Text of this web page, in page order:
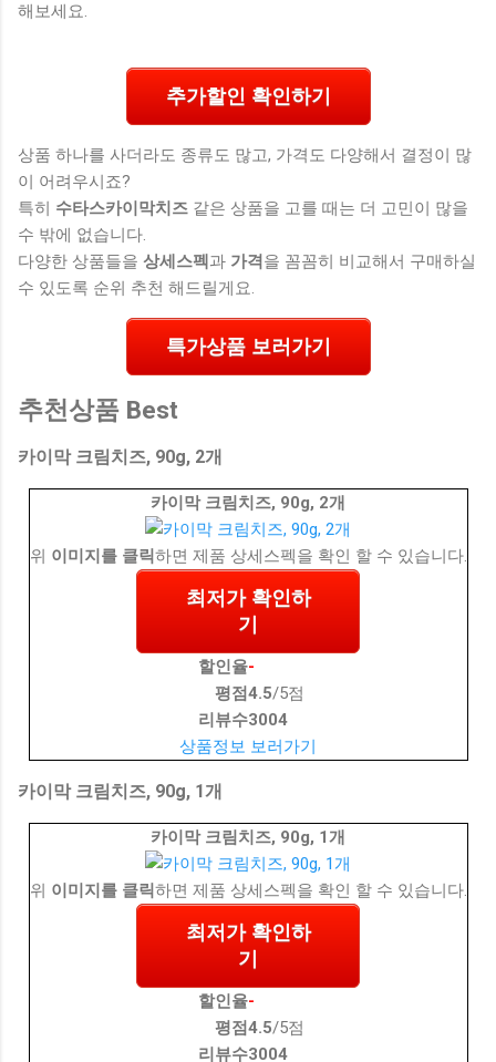
해보세요.
추가할인 확인하기
상품 하나를 사더라도 종류도 많고, 가격도 다양해서 결정이 많
이 어려우시죠?
특히 수타스카이막치즈 같은 상품을 고를 때는 더 고민이 많을
수 밖에 없습니다.
다양한 상품들을 상세스펙 과 가격 을 꼼꼼히 비교해서 구매하실
수 있도록 순위 추천 해드릴게요.
특가상품 보러가기
추천상품 Best
카이막 크림치즈, 90g, 2개
카이막 크림치즈, 90g, 2개
위 이미지를 클릭하면 제품 상세스펙을 확인 할 수 있습니다.
최저가 확인하
기
할인율-
평점4.5/5점
리뷰수3004
상품정보 보러가기
카이막 크림치즈, 90g, 1개
카이막 크림치즈, 90g, 1개
위 이미지를 클릭하면 제품 상세스펙을 확인 할 수 있습니다.
최저가 확인하
기
할인율-
평점4.5/5점
리뷰수3004